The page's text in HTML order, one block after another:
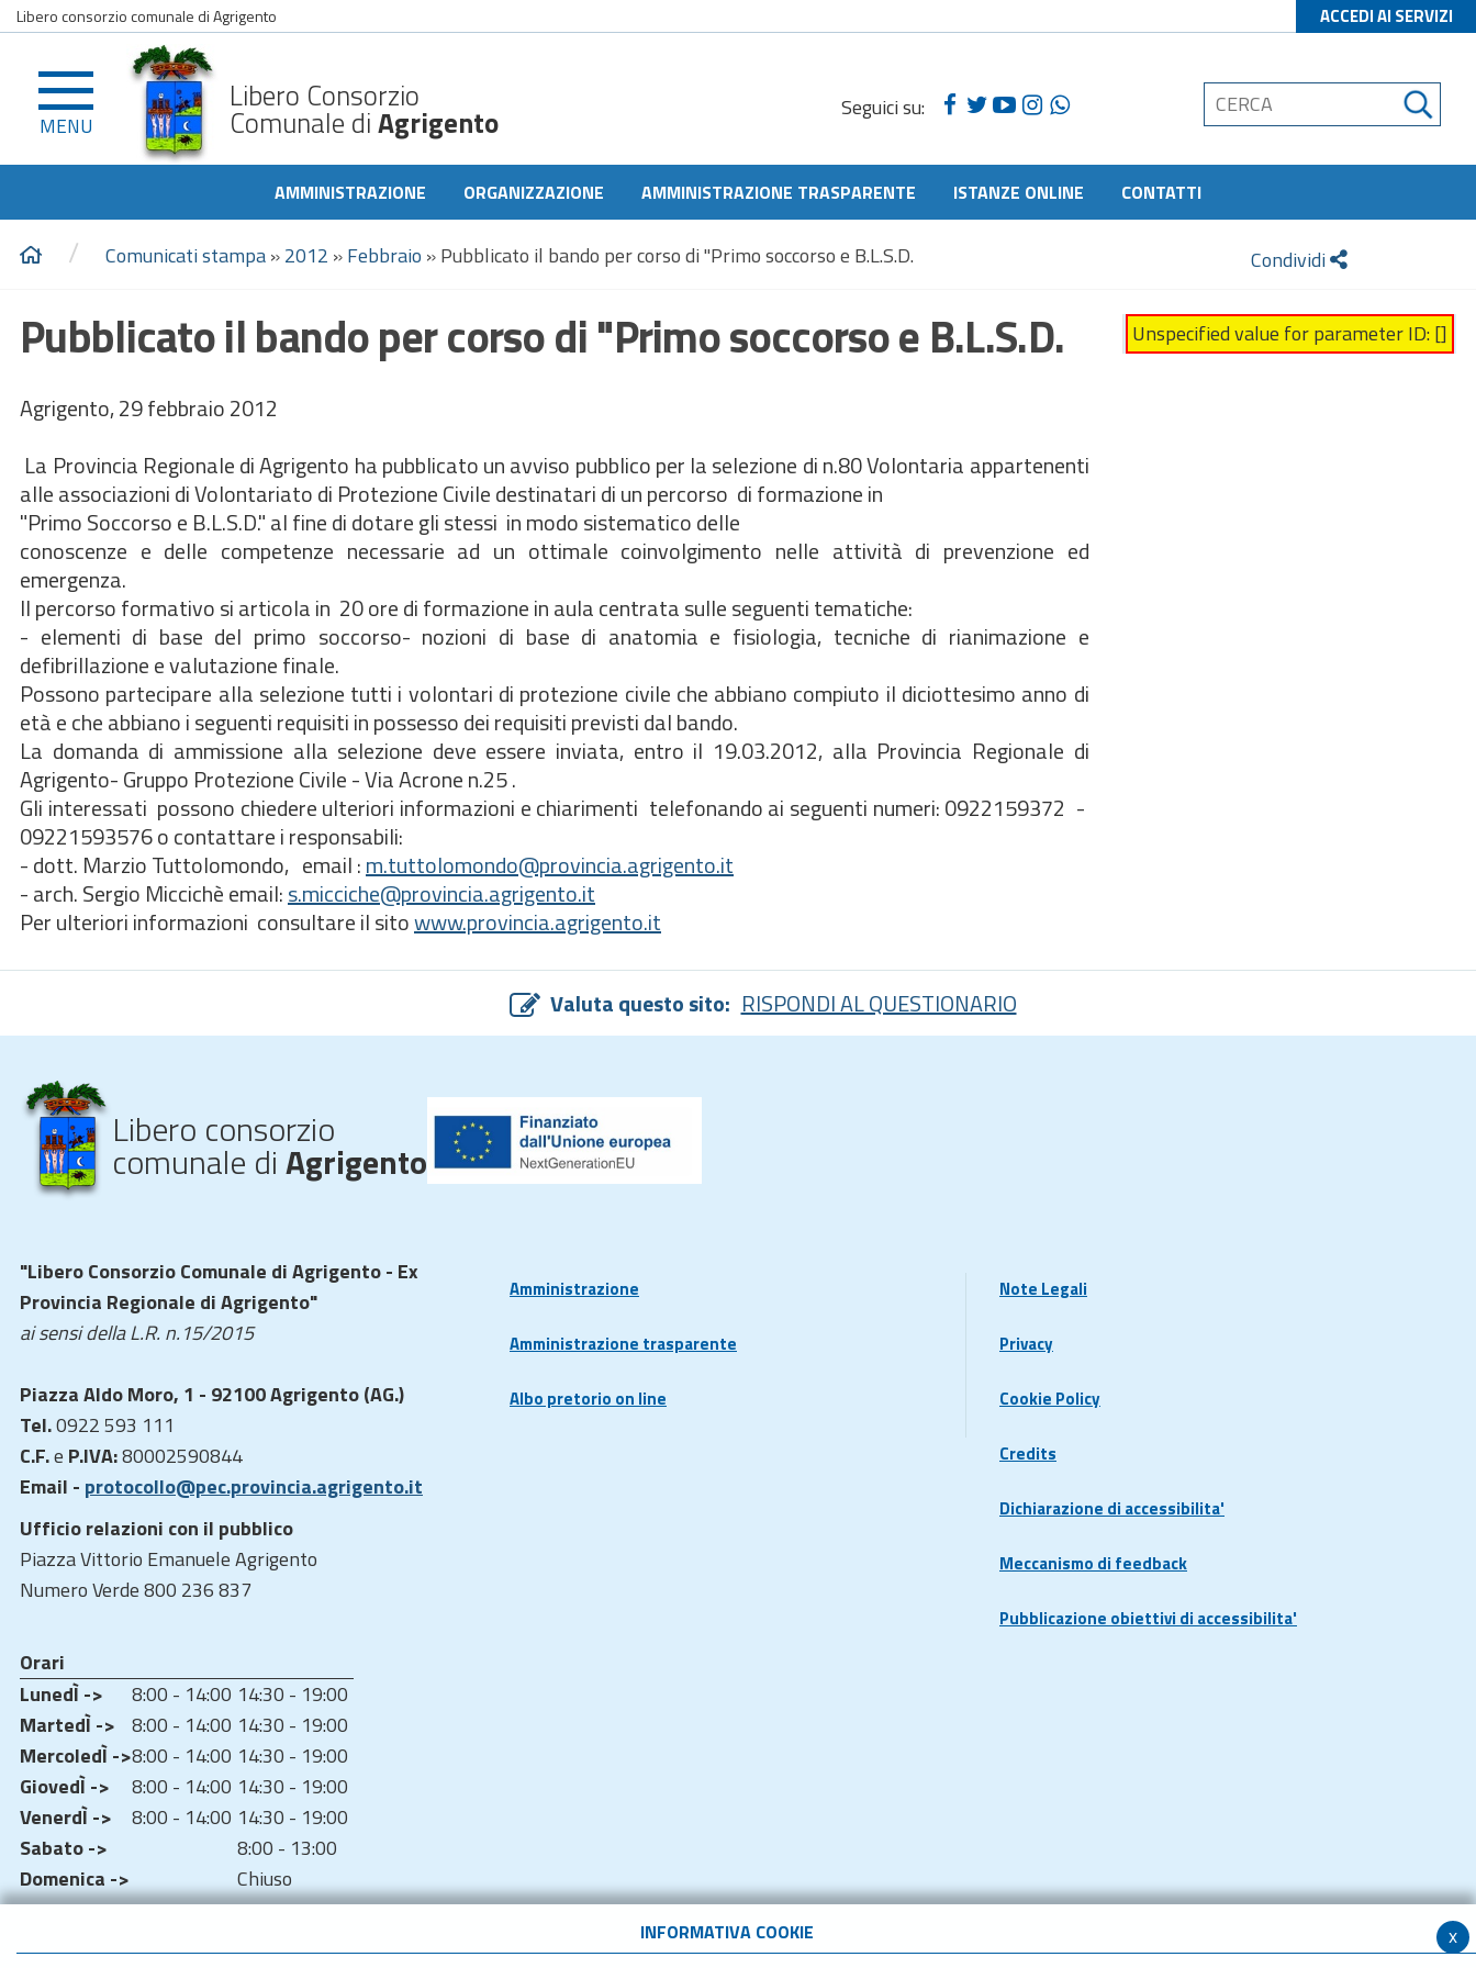
x
INFORMATIVA COOKIE
Libero consorzio comunale di Agrigento ACCEDI AI SERVIZI
MENU
Libero Consorzio
Comunale diAgrigento Seguici su:
AMMINISTRAZIONE ORGANIZZAZIONE AMMINISTRAZIONE TRASPARENTE ISTANZE ONLINE CONTATTI
/ Comunicati stampa»2012 »Febbraio »Pubblicato il bando per corso di "Primo soccorso e B.L.S.D. Condividi
Pubblicato il bando per corso di "Primo soccorso e B.L.S.D.
Agrigento, 29 febbraio 2012
La Provincia Regionale di Agrigento ha pubblicato un avviso pubblico per la selezione di n.80 Volontaria appartenenti
alle associazioni di Volontariato di Protezione Civile destinatari di un percorso di formazione in
"Primo Soccorso e B.L.S.D." al fine di dotare gli stessi in modo sistematico delle
conoscenze e delle competenze necessarie ad un ottimale coinvolgimento nelle attività di prevenzione ed
emergenza.
Il percorso formativo si articola in 20 ore di formazione in aula centrata sulle seguenti tematiche:
- elementi di base del primo soccorso- nozioni di base di anatomia e fisiologia, tecniche di rianimazione e
defibrillazione e valutazione finale.
Possono partecipare alla selezione tutti i volontari di protezione civile che abbiano compiuto il diciottesimo anno di
età e che abbiano i seguenti requisiti in possesso dei requisiti previsti dal bando.
La domanda di ammissione alla selezione deve essere inviata, entro il 19.03.2012, alla Provincia Regionale di
Agrigento- Gruppo Protezione Civile - Via Acrone n.25 .
Gli interessati possono chiedere ulteriori informazioni e chiarimenti telefonando ai seguenti numeri: 0922159372 -
09221593576 o contattare i responsabili:
- dott. Marzio Tuttolomondo, email :m.tuttolomondo@provincia.agrigento.it
- arch. Sergio Miccichè email:s.micciche@provincia.agrigento.it
Per ulteriori informazioni consultare il sitowww.provincia.agrigento.it
Unspecified value for parameter ID: []
Valuta questo sito: RISPONDI AL QUESTIONARIO
Libero consorzio
comunale diAgrigento
"Libero Consorzio Comunale di Agrigento - Ex
Provincia Regionale di Agrigento"
ai sensi della L.R. n.15/2015
Piazza Aldo Moro, 1 - 92100 Agrigento (AG.)
Tel.0922 593 111
C.F.e P.IVA:80002590844
Email - protocollo@pec.provincia.agrigento.it
Ufficio relazioni con il pubblico
Piazza Vittorio Emanuele Agrigento
Numero Verde 800 236 837
Orari
LunedÌ ->
8:00 - 14:00 14:30 - 19:00
MartedÌ -> 8:00 - 14:00 14:30 - 19:00
MercoledÌ ->8:00 - 14:00 14:30 - 19:00
GiovedÌ ->
8:00 - 14:00 14:30 - 19:00
VenerdÌ ->
8:00 - 14:00 14:30 - 19:00
Sabato ->
8:00 - 13:00
Domenica ->
Chiuso
Amministrazione
Amministrazione trasparente
Albo pretorio on line
Note Legali
Privacy
Cookie Policy
Credits
Dichiarazione di accessibilita'
Meccanismo di feedback
Pubblicazione obiettivi di accessibilita'